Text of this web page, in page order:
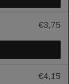
€3,75
€4,15